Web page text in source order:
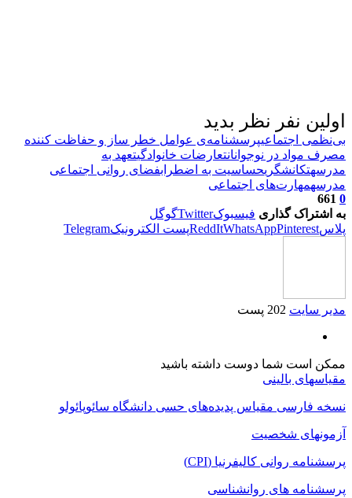
اولین نفر نظر بدید
بی‌نظمی اجتماعیپرسشنامه‌ی عوامل خطر ساز و حفاظت کننده
مصرف مواد در نوجوانانتعارضات خانوادگیتعهد به
مدرسهتکانشگریحساسیت به اضطرابفضای روانی اجتماعی
مدرسهمهارت‌های اجتماعی
0
661
به اشتراک گذاری فیسبوکTwitterگوگل
پلاس
ReddItWhatsAppPinterest پست الکترونیکTelegram
مدیر سایت 202 پست
ممکن است شما دوست داشته باشید
مقیاسهای بالینی
نسخه فارسی مقیاس پدیده‌های حسی دانشگاه سائوپائولو
آزمونهای شخصیت
پرسشنامه روانی کالیفرنیا (CPI)
پرسشنامه های روانشناسی